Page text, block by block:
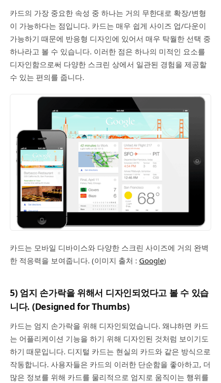
카드의 가장 중요한 속성 중 하나는 거의 무한대로 확장/변형
이 가능하다는 점입니다. 카드는 매우 쉽게 사이즈 업/다운이
가능하기 때문에 반응형 디자인에 있어서 매우 탁월한 선택 중
하나라고 볼 수 있습니다. 이러한 점은 하나의 미적인 요소를
디자인함으로써 다양한 스크린 상에서 일관된 경험을 제공할
수 있는 편의를 줍니다.
카드는 모바일 디바이스와 다양한 스크린 사이즈에 거의 완벽
한 적응력을 보여줍니다. (이미지 출처 : Google)
5) 엄지 손가락을 위해서 디자인되었다고 볼 수 있습
니다. (Designed for Thumbs)
카드는 엄지 손가락을 위해 디자인되었습니다. 왜냐하면 카드
는 어플리케이션 기능을 하기 위해 디자인된 것처럼 보이기도
하기 때문입니다. 디지털 카드는 현실의 카드와 같은 방식으로
작동합니다. 사용자들은 카드의 이러한 단순함을 좋아하고, 더
많은 정보를 위해 카드를 물리적으로 엄지로 움직이는 행위를